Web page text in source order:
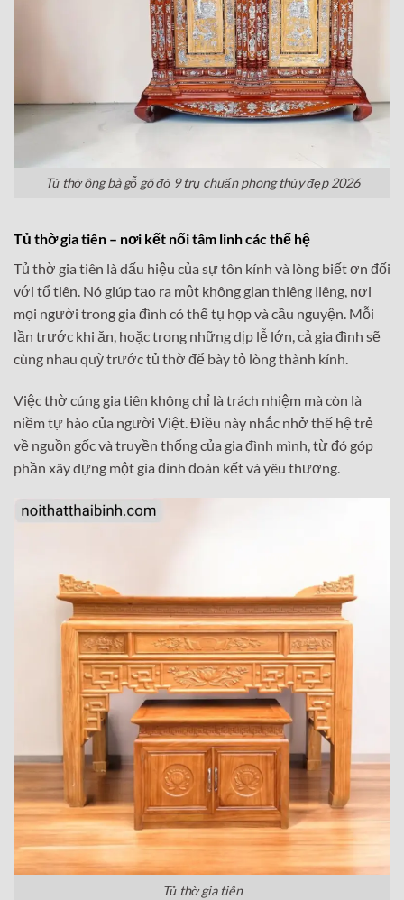
Tủ thờ ông bà gỗ gõ đỏ 9 trụ chuẩn phong thủy đẹp 2026
Tủ thờ gia tiên – nơi kết nối tâm linh các thế hệ
Tủ thờ gia tiên là dấu hiệu của sự tôn kính và lòng biết ơn đối
với tổ tiên. Nó giúp tạo ra một không gian thiêng liêng, nơi
mọi người trong gia đình có thể tụ họp và cầu nguyện. Mỗi
lần trước khi ăn, hoặc trong những dịp lễ lớn, cả gia đình sẽ
cùng nhau quỳ trước tủ thờ để bày tỏ lòng thành kính.
Việc thờ cúng gia tiên không chỉ là trách nhiệm mà còn là
niềm tự hào của người Việt. Điều này nhắc nhở thế hệ trẻ
về nguồn gốc và truyền thống của gia đình mình, từ đó góp
phần xây dựng một gia đình đoàn kết và yêu thương.
Tủ thờ gia tiên